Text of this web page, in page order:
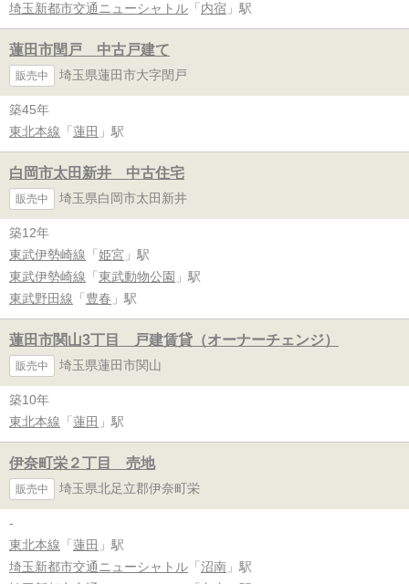
埼玉新都市交通ニューシャトル 「 内宿 」駅
蓮田市閏戸 中古戸建て
販売中 埼玉県蓮田市大字閏戸
築45年
東北本線 「 蓮田 」駅
白岡市太田新井 中古住宅
販売中 埼玉県白岡市太田新井
築12年
東武伊勢崎線 「 姫宮 」駅
東武伊勢崎線 「 東武動物公園 」駅
東武野田線 「 豊春 」駅
蓮田市関山3丁目 戸建賃貸（オーナーチェンジ）
販売中 埼玉県蓮田市関山
築10年
東北本線 「 蓮田 」駅
伊奈町栄２丁目 売地
販売中 埼玉県北足立郡伊奈町栄
-
東北本線 「 蓮田 」駅
埼玉新都市交通ニューシャトル 「 沼南 」駅